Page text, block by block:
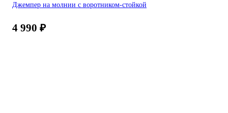
Джемпер на молнии с воротником-стойкой
4 990 ₽